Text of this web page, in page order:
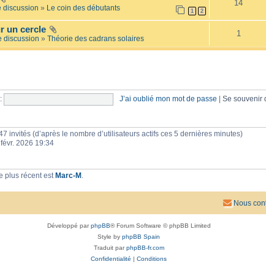
i
l
e
l
a
i
s
1 2
discussion » Le coin des débutants
14
un cercle
discussion » Théorie des cadrans solaires
1
J’ai oublié mon mot de passe Se souvenir
invités (d’après le nombre d’utilisateurs actifs ces 5 dernières minutes)
févr. 2026 19:34
plus récent est Marc-M
Nous
Développé parphpBB® Forum Software © phpBB Limited
Style by phpBB Spain
Traduit parphpBB-fr.com
Confidentialité | Conditions